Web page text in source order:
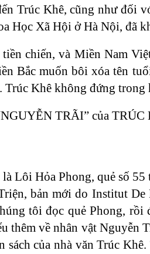
Trúc Khê, cũng như đối
Học Xã Hội ở Hà Nội, đã
chiến, và Miền Nam
Bắc muốn bôi xóa tên
Trúc Khê không đứng
TRÃI” của
Lôi Hỏa Phong, quẻ số
bản mới do Institut De
tôi đọc quẻ Phong,
thêm về nhân vật Nguyễn
sách của nhà văn Trúc